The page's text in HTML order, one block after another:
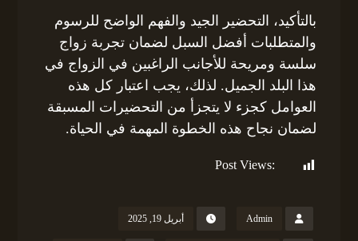
بالتأكيد، التحضير الجيد والفهم الواضح للرسوم
والمتطلبات أفضل السبل لضمان تجربة زواج
سلسة ومريحة للأجانب الراغبين في الزواج في
هذا البلد الجميل. لذلك، يجب اعتبار كل هذه
العوامل كجزء لا يتجزأ من التحضيرات المسبقة
لضمان نجاح هذه الخطوة المهمة في الحياة.
Post Views:
Admin أبريل 19, 2025